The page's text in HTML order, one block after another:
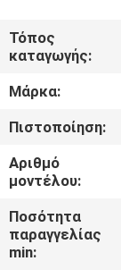
ΒΊΝΤΕΟ
ΠΕΡΊΠΟΥ
ΕΜΕΊΣ
ΓΎΡΟΣ
Τόπος
καταγωγής:
Μάρκα:
Πιστοποίηση:
Αριθμό
μοντέλου:
Ποσότητα
παραγγελίας
min: